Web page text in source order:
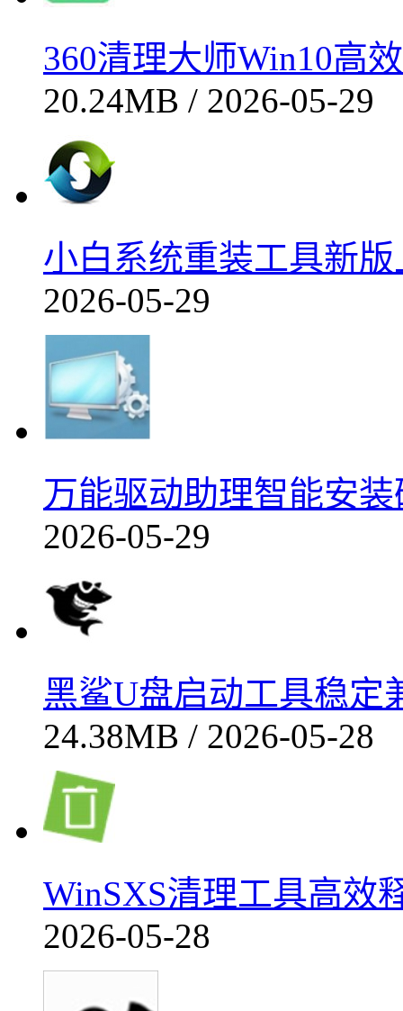
360清理大师Win10高
20.24MB / 2026-05-29
小白系统重装工具新版
2026-05-29
万能驱动助理智能安
2026-05-29
黑鲨U盘启动工具稳定
24.38MB / 2026-05-28
WinSXS清理工具高效
2026-05-28